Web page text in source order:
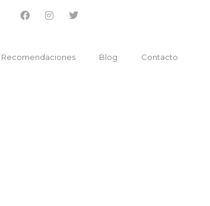
Recomendaciones Blog Contacto